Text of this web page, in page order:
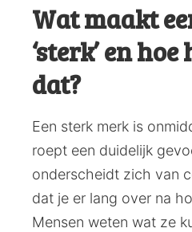
Wat maakt
‘sterk’ en
dat?
Een sterk merk is
roept een duidelijk
onderscheidt zich van
dat je er lang over na
Mensen weten wat ze